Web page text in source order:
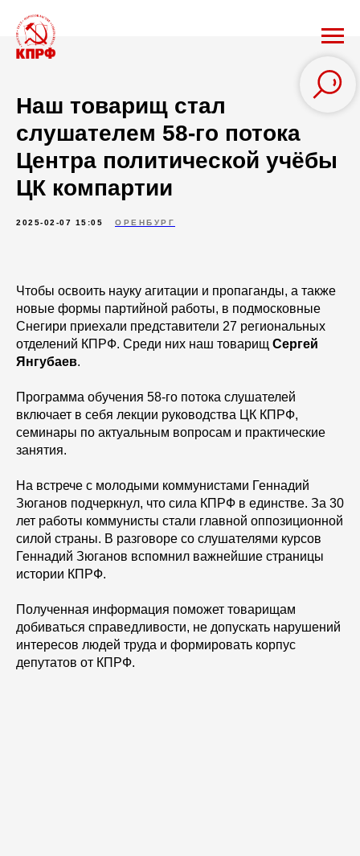
Наш товарищ стал
слушателем 58-го потока
Центра политической учёбы
ЦК компартии
2025-02-07 15:05 ОРЕНБУРГ
Чтобы освоить науку агитации и пропаганды, а также
новые формы партийной работы, в подмосковные
Снегири приехали представители 27 региональных
отделений КПРФ. Среди них наш товарищ Сергей
Янгубаев.
Программа обучения 58-го потока слушателей
включает в себя лекции руководства ЦК КПРФ,
семинары по актуальным вопросам и практические
занятия.
На встрече с молодыми коммунистами Геннадий
Зюганов подчеркнул, что сила КПРФ в единстве. За 30
лет работы коммунисты стали главной оппозиционной
силой страны. В разговоре со слушателями курсов
Геннадий Зюганов вспомнил важнейшие страницы
истории КПРФ.
Полученная информация поможет товарищам
добиваться справедливости, не допускать нарушений
интересов людей труда и формировать корпус
депутатов от КПРФ.